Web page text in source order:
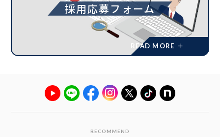
採用応募フォーム
RECOMMEND